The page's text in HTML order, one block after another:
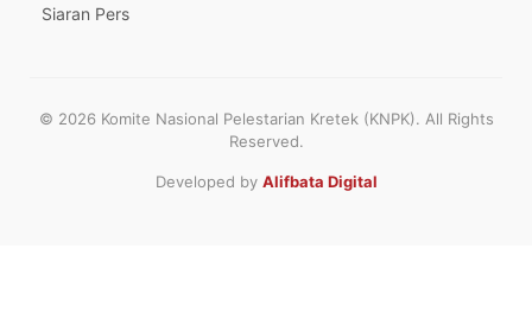
Siaran Pers
© 2026 Komite Nasional Pelestarian Kretek (KNPK). All Rights
Reserved.
Developed by Alifbata Digital